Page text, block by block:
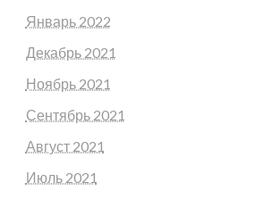
Январь 2022
Декабрь 2021
Ноябрь 2021
Сентябрь 2021
Август 2021
Июль 2021